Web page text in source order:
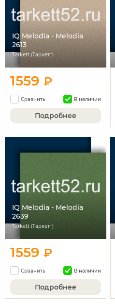
IQ Melodia - Melodia
2613
Tarkett (Таркетт)
1559 ₽
Сравнить В наличии
Подробнее
IQ Melodia - Melodia
2639
Tarkett (Таркетт)
1559 ₽
Сравнить В наличии
Подробнее